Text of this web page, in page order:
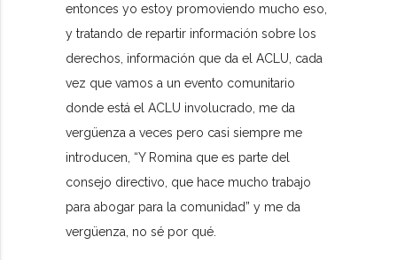
entonces yo estoy promoviendo mucho eso,
y tratando de repartir información sobre los
derechos, información que da el ACLU, cada
vez que vamos a un evento comunitario
donde está el ACLU involucrado, me da
vergüenza a veces pero casi siempre me
introducen, “Y Romina que es parte del
consejo directivo, que hace mucho trabajo
para abogar para la comunidad” y me da
vergüenza, no sé por qué.